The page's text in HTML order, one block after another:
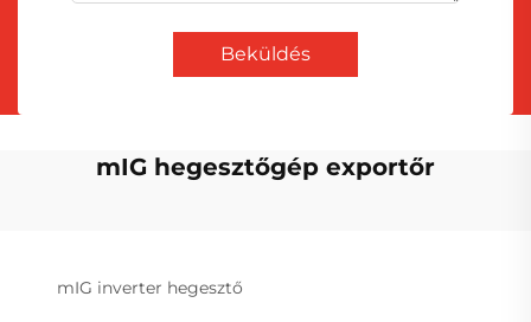
Beküldés
mIG hegesztőgép exportőr
mIG inverter hegesztő